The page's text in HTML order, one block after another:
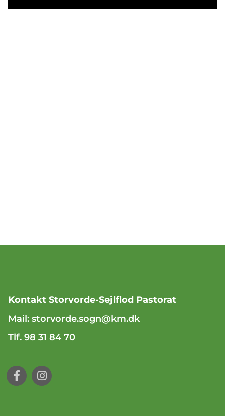
Kontakt Storvorde-Sejlflod Pastorat
Mail: storvorde.sogn@km.dk
Tlf. 98 31 84 70